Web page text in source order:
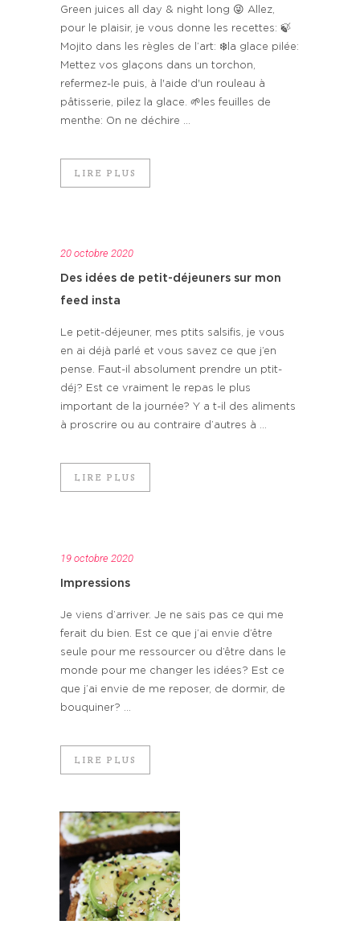
Green juices all day & night long 😜 Allez,
pour le plaisir, je vous donne les recettes: 🍃
Mojito dans les règles de l’art: ❄️la glace pilée:
Mettez vos glaçons dans un torchon,
refermez-le puis, à l'aide d'un rouleau à
pâtisserie, pilez la glace. 🌱les feuilles de
menthe: On ne déchire ...
LIRE PLUS
20 octobre 2020
Des idées de petit-déjeuners sur mon
feed insta
Le petit-déjeuner, mes ptits salsifis, je vous
en ai déjà parlé et vous savez ce que j’en
pense. Faut-il absolument prendre un ptit-
déj? Est ce vraiment le repas le plus
important de la journée? Y a t-il des aliments
à proscrire ou au contraire d’autres à ...
LIRE PLUS
19 octobre 2020
Impressions
Je viens d’arriver. Je ne sais pas ce qui me
ferait du bien. Est ce que j’ai envie d’être
seule pour me ressourcer ou d’être dans le
monde pour me changer les idées? Est ce
que j’ai envie de me reposer, de dormir, de
bouquiner? ...
LIRE PLUS